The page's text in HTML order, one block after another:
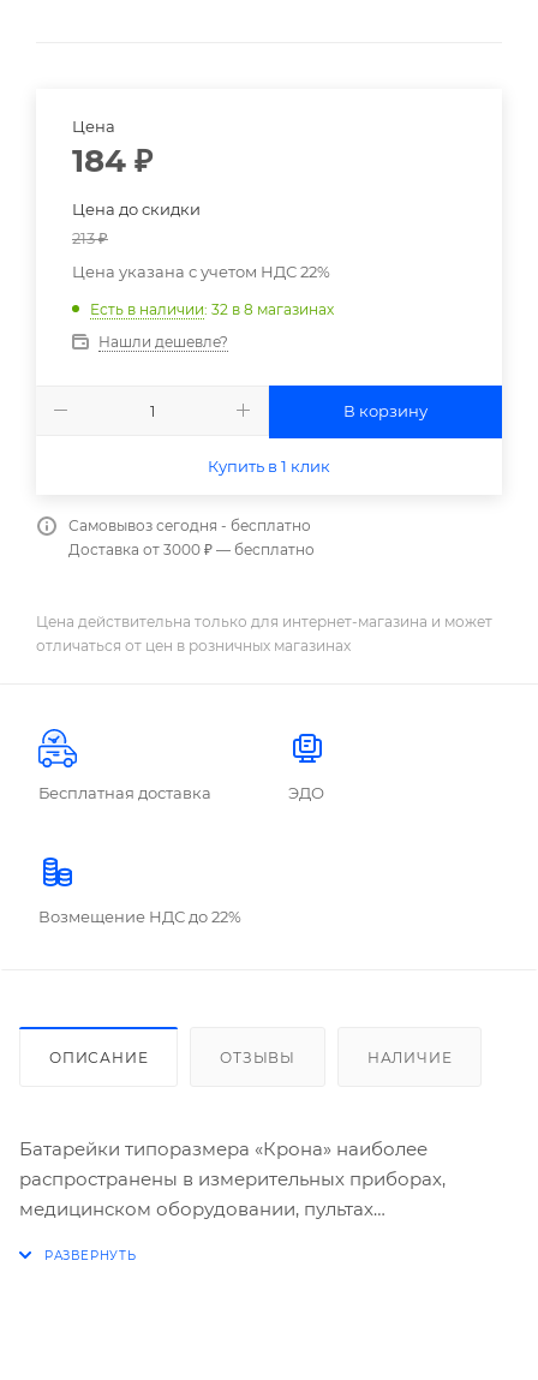
Цена
184 ₽
Цена до скидки
213₽
Цена указана с учетом НДС 22%
Есть в наличии: 32 в 8 магазинах
Нашли дешевле?
В корзину
Купить в 1 клик
Самовывоз сегодня - бесплатно
Доставка от 3000 ₽ — бесплатно
Цена действительна только для интернет-магазина и может
отличаться от цен в розничных магазинах
Бесплатная доставка ЭДО
Возмещение НДС до 22%
ОПИСАНИЕ ОТЗЫВЫ НАЛИЧИЕ
Батарейки типоразмера «Крона» наиболее
распространены в измерительных приборах,
медицинском оборудовании, пультах